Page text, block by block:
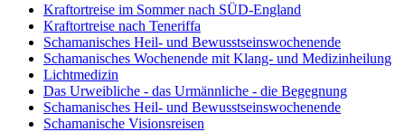
Kraftortreise im Sommer nach SÜD-England
Kraftortreise nach Teneriffa
Schamanisches Heil- und Bewusstseinswochenende
Schamanisches Wochenende mit Klang- und Medizinheilung
Lichtmedizin
Das Urweibliche - das Urmännliche - die Begegnung
Schamanisches Heil- und Bewusstseinswochenende
Schamanische Visionsreisen